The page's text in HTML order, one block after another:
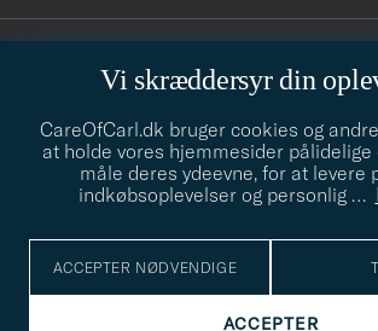
Vi skræddersyr din
CareOfCarl.dk bruger cookies og
at holde vores hjemmesider pålidelige
måle deres ydeevne, for at levere
indkøbsoplevelser og personlig …
ACCEPTER NØDVENDIGE
ACCEPTER
info@careofcarl.dk
Behøver du hjælp til at finde din stil? Lad os
gerne til!
STILRÅD